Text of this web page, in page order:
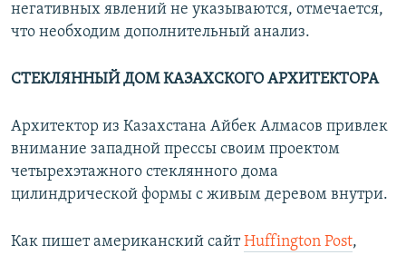
негативных явлений не указываются, отмечается,
что необходим дополнительный анализ.
СТЕКЛЯННЫЙ ДОМ КАЗАХСКОГО АРХИТЕКТОРА
Архитектор из Казахстана Айбек Алмасов привлек
внимание западной прессы своим проектом
четырехэтажного стеклянного дома
цилиндрической формы с живым деревом внутри.
Как пишет американский сайтHuffington Post,